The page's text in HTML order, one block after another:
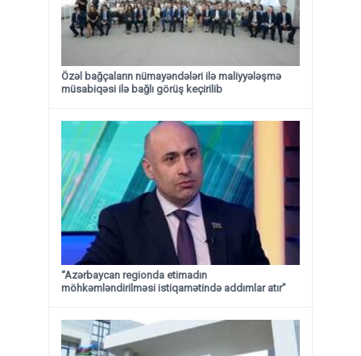
Özəl bağçaların nümayəndələri ilə maliyyələşmə
müsabiqəsi ilə bağlı görüş keçirilib
“Azərbaycan regionda etimadın
möhkəmləndirilməsi istiqamətində addımlar atır”